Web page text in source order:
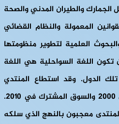
الجمارك والطيران المدني والصحة
المعمولة والنظام القضائي
العلمية لتطوير منظومتها
تكون اللغة السواحلية هي اللغة
الدول. وقد استطاع المنتدي
تأسيس الاتحاد الجمركي في 2000 والسوق المشترك في 2010.
معجبون بالنهج الذي سلكه